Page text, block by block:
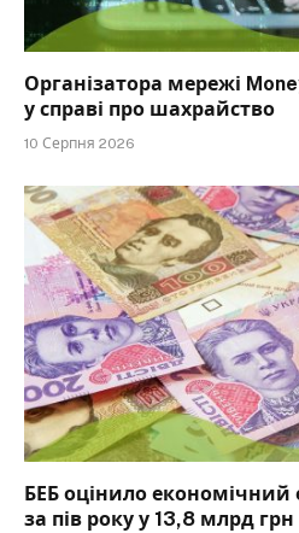
Організатора мережі
у справі про шахрайство
10 Серпня 2026
БЕБ оцінило економічний
за пів року у 13,8 млрд грн